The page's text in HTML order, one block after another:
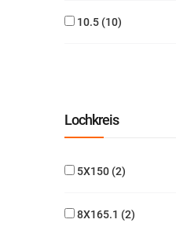
10.5 10
Lochkreis
5X150 2
8X165.1 2